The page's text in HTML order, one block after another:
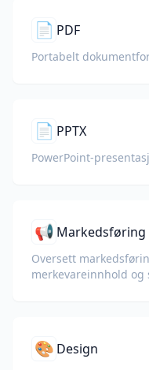
📄 PDF
Portabelt
📄 PPTX
PowerPoint-
📢 Markedsføring
Oversett
merkevareinnhold
🎨 Design